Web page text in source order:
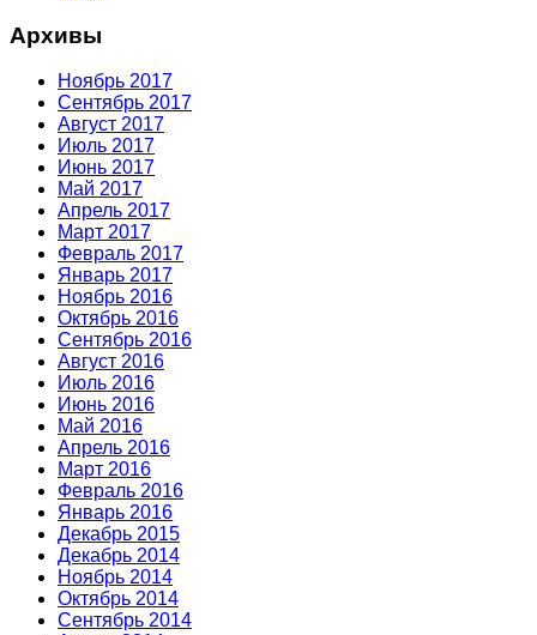
Архивы
Ноябрь 2017
Сентябрь 2017
Август 2017
Июль 2017
Июнь 2017
Май 2017
Апрель 2017
Март 2017
Февраль 2017
Январь 2017
Ноябрь 2016
Октябрь 2016
Сентябрь 2016
Август 2016
Июль 2016
Июнь 2016
Май 2016
Апрель 2016
Март 2016
Февраль 2016
Январь 2016
Декабрь 2015
Декабрь 2014
Ноябрь 2014
Октябрь 2014
Сентябрь 2014